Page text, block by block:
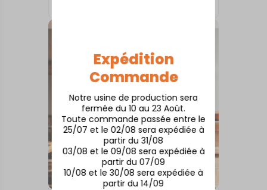
Expédition
Commande
Notre usine de production sera
fermée du 10 au 23 Août.
Toute commande passée entre le
25/07 et le 02/08 sera expédiée à
partir du 31/08
03/08 et le 09/08 sera expédiée à
partir du 07/09
10/08 et le 30/08 sera expédiée à
partir du 14/09